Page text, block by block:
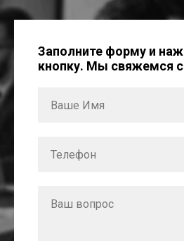
Заполните форму и
кнопку. Мы свяжемся